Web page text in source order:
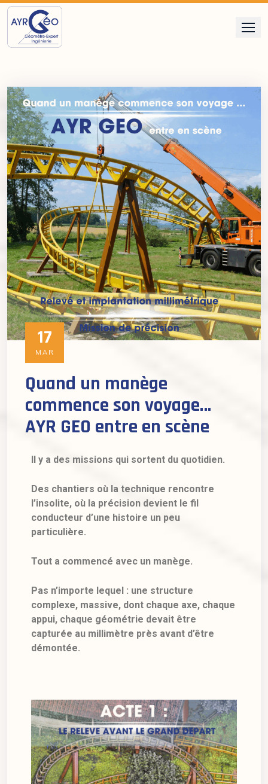
17
MAR
Quand un manège
commence son voyage…
AYR GEO entre en scène
Il y a des missions qui sortent du quotidien.
Des chantiers où la technique rencontre
l’insolite, où la précision devient le fil
conducteur d’une histoire un peu
particulière.
Tout a commencé avec un manège.
Pas n’importe lequel : une structure
complexe, massive, dont chaque axe, chaque
appui, chaque géométrie devait être
capturée au millimètre près avant d’être
démontée.